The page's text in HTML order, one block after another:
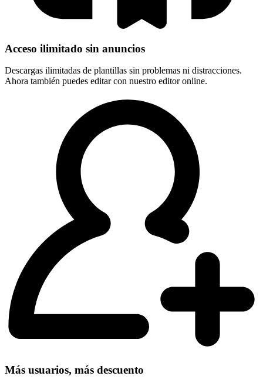
Acceso ilimitado sin anuncios
Descargas ilimitadas de plantillas sin problemas ni distracciones.
Ahora también puedes editar con nuestro editor online.
Más usuarios, más descuento